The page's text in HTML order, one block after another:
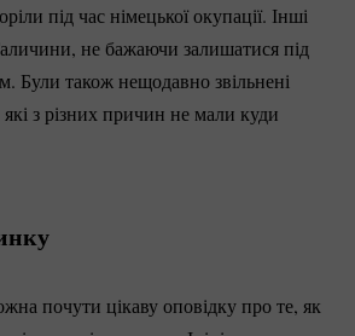
під час німецької окупації. Інші
не бажаючи залишатися під
Були також нещодавно звільнені
які з різних причин не мали куди
почути цікаву оповідку про те, як